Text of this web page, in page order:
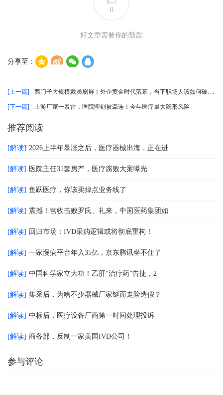
0
好文章需要你的鼓励
分享至：
[上一篇] 西门子大规模裁员刷屏！外企黄金时代落幕，当下职场人该如何破局 ...
[下一篇] 上游厂家一暴雷，医院即刻被牵连！今年医疗最大隐形风险
推荐阅读
[解读] 2026上半年暴涨之后，医疗器械出海，正在进
[解读] 医院主任31套房产，医疗腐败大案曝光
[解读] 鱼跃医疗，你该卖掉点业务线了
[解读] 震撼！营收击败罗氏、礼来，中国医药集团如
[解读] 回归市场：IVD采购逻辑或将彻底重构！
[解读] 一家慢病平台年入35亿，京东腾讯坐不住了
[解读] 中国科学家立大功！乙肝“治疗药”告捷，2
[解读] 集采后，为啥不少器械厂家铤而走险造假？
[解读] 中标后，医疗设备厂商第一时间处理投诉
[解读] 商务部，反制一家美国IVD公司！
参与评论